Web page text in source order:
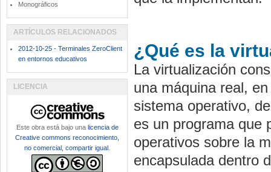
¿Qué es la
La virtualización
una máquina real,
sistema operativo,
es un programa que
operativos sobre la
encapsulada dentro
Monográficos
ARTÍCULOS RELACIONADOS
2012-10-25 - Terminales ZeroClient
en entornos educativos
LICENCIA
Este obra está bajo una licencia de
Creative commons reconocimiento,
no comercial, compartir igual